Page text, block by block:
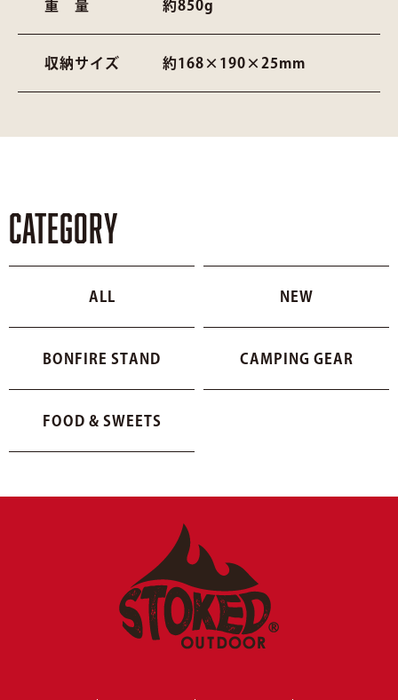
重 量 約850g
収納サイズ 約168×190×25mm
CATEGORY
ALL NEW
BONFIRE STAND CAMPING GEAR
FOOD & SWEETS